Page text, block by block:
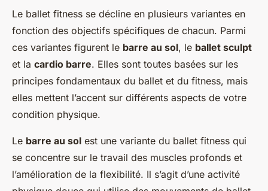
Le ballet fitness se décline en plusieurs variantes en
fonction des objectifs spécifiques de chacun. Parmi
ces variantes figurent le barre au sol, le ballet sculpt
et la cardio barre. Elles sont toutes basées sur les
principes fondamentaux du ballet et du fitness, mais
elles mettent l’accent sur différents aspects de votre
condition physique.
Le barre au sol est une variante du ballet fitness qui
se concentre sur le travail des muscles profonds et
l’amélioration de la flexibilité. Il s’agit d’une activité